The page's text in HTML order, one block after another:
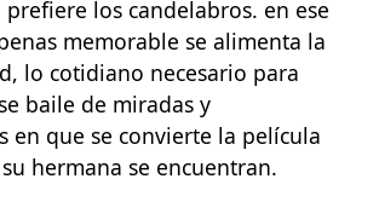
prefiere los candelabros. en ese
memorable se alimenta la
lo cotidiano necesario para
baile de miradas y
en que se convierte la película
hermana se encuentran.